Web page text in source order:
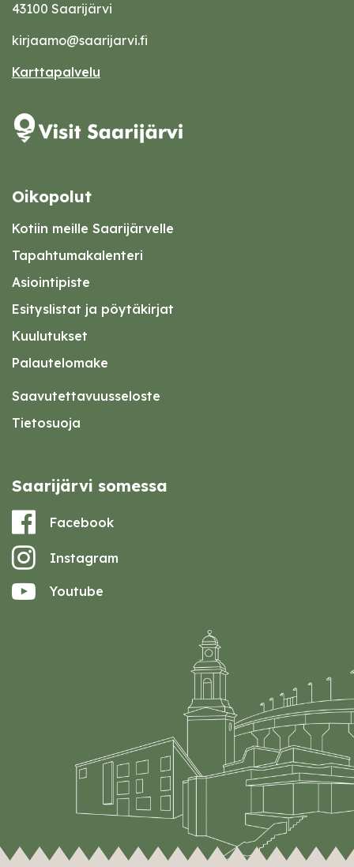
43100 Saarijärvi
kirjaamo@saarijarvi.fi
Karttapalvelu
Oikopolut
Kotiin meille Saarijärvelle
Tapahtumakalenteri
Asiointipiste
Esityslistat ja pöytäkirjat
Kuulutukset
Palautelomake
Saavutettavuusseloste
Tietosuoja
Saarijärvi somessa
Facebook
Instagram
Youtube